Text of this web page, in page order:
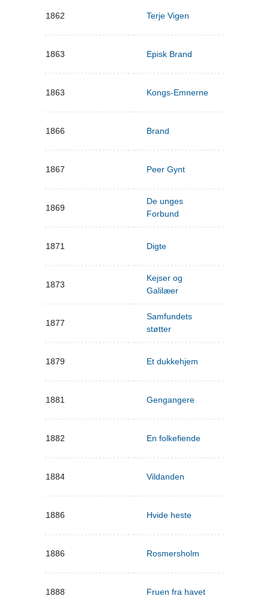
1862 Terje Vigen
1863 Episk Brand
1863 Kongs-Emnerne
1866 Brand
1867 Peer Gynt
1869
De unges
Forbund
1871 Digte
1873
Kejser og
Galilæer
1877
Samfundets
støtter
1879 Et dukkehjem
1881 Gengangere
1882 En folkefiende
1884 Vildanden
1886 Hvide heste
1886 Rosmersholm
1888 Fruen fra havet